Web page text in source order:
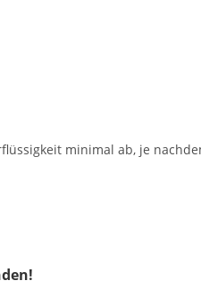
minimal ab, je